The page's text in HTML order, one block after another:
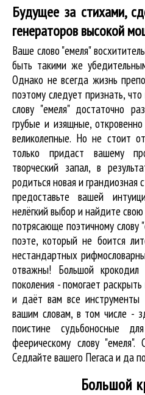
Будущее за стихами,
генераторов высокой
Ваше слово "емеля"
быть такими же
Однако не всегда жизнь
поэтому следует признать,
слову "емеля" достаточно
грубые и изящные,
великолепные. Но не стоит
только придаст вашему
творческий запал, в
родиться новая и грандиозная
предоставьте вашей
нелёгкий выбор и найдите
потрясающе поэтичному слову
поэте, который не боится
нестандартных
отважны! Большой
поколения - помогает
и даёт вам все инструменты
вашим словам, в том числе -
поистине судьбоносные
феерическому слову
Седлайте вашего Пегаса и да
Большой